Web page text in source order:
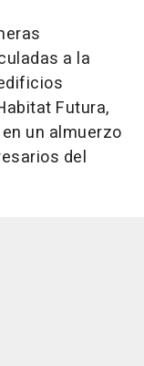
a la
Futura,
un almuerzo
del